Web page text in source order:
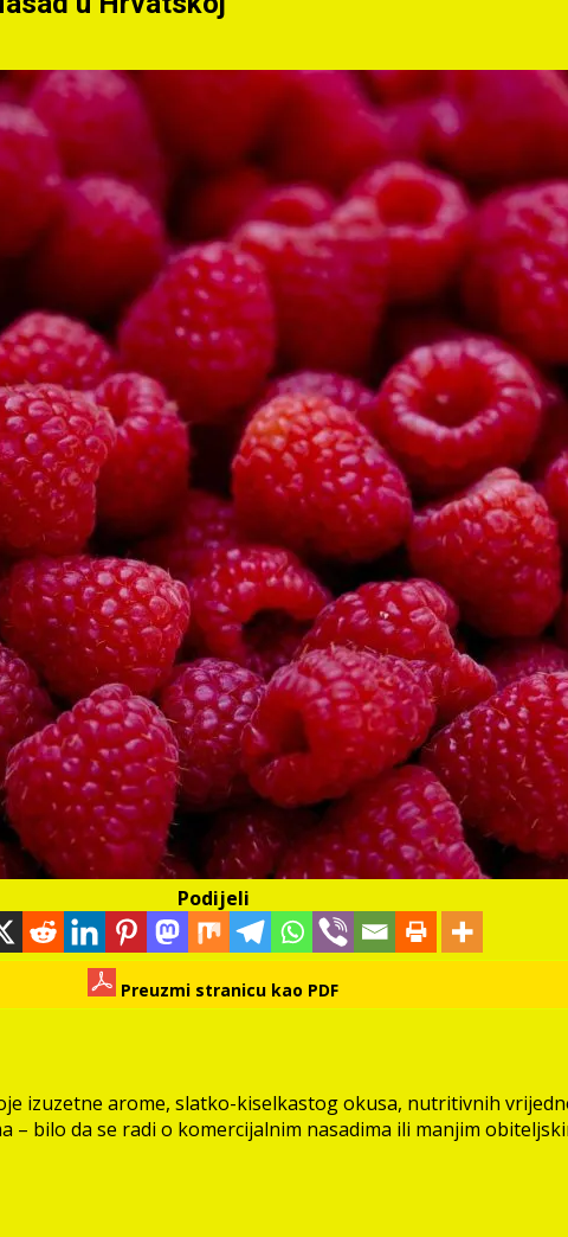
Podijeli
Preuzmi stranicu kao PDF
izuzetne arome, slatko-kiselkastog okusa, nutritivnih
bilo da se radi o komercijalnim nasadima ili manjim